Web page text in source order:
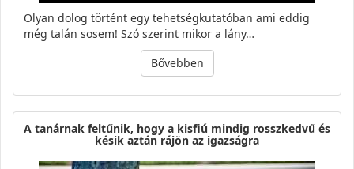
Olyan dolog történt egy tehetségkutatóban ami eddig
még talán sosem! Szó szerint mikor a lány…
Bővebben
A tanárnak feltűnik, hogy a kisfiú mindig rosszkedvű és
késik aztán rájön az igazságra